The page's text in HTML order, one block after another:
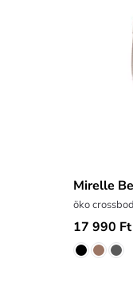
Mirelle
öko
17 990 Ft